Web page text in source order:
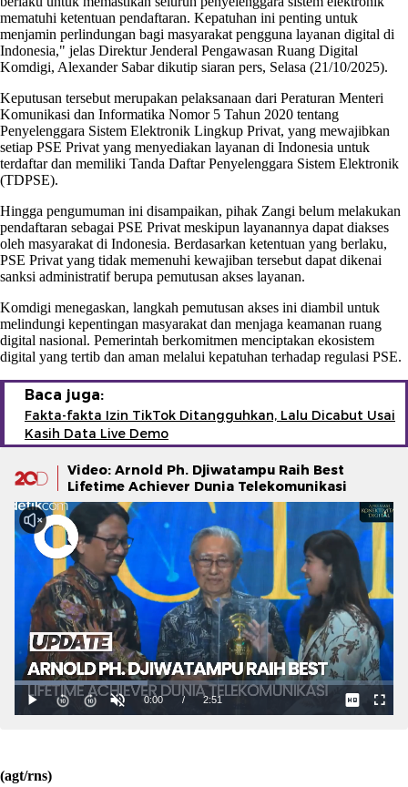
mematuhi ketentuan pendaftaran. Kepatuhan ini penting untuk
menjamin perlindungan bagi masyarakat pengguna layanan digital di
Indonesia," jelas Direktur Jenderal Pengawasan Ruang Digital
Komdigi, Alexander Sabar dikutip siaran pers, Selasa (21/10/2025).
Keputusan tersebut merupakan pelaksanaan dari Peraturan Menteri
Komunikasi dan Informatika Nomor 5 Tahun 2020 tentang
Penyelenggara Sistem Elektronik Lingkup Privat, yang mewajibkan
setiap PSE Privat yang menyediakan layanan di Indonesia untuk
terdaftar dan memiliki Tanda Daftar Penyelenggara Sistem Elektronik
(TDPSE).
Hingga pengumuman ini disampaikan, pihak Zangi belum melakukan
pendaftaran sebagai PSE Privat meskipun layanannya dapat diakses
oleh masyarakat di Indonesia. Berdasarkan ketentuan yang berlaku,
PSE Privat yang tidak memenuhi kewajiban tersebut dapat dikenai
sanksi administratif berupa pemutusan akses layanan.
Komdigi menegaskan, langkah pemutusan akses ini diambil untuk
melindungi kepentingan masyarakat dan menjaga keamanan ruang
digital nasional. Pemerintah berkomitmen menciptakan ekosistem
digital yang tertib dan aman melalui kepatuhan terhadap regulasi PSE.
Baca juga:
Fakta-fakta Izin TikTok Ditangguhkan, Lalu Dicabut Usai
Kasih Data Live Demo
Video: Arnold Ph. Djiwatampu Raih Best
Lifetime Achiever Dunia Telekomunikasi
(agt/rns)